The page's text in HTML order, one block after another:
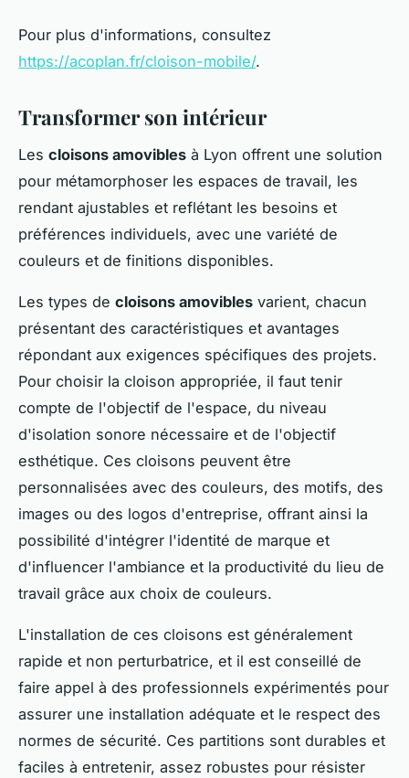
Pour plus d'informations, consultez
https://acoplan.fr/cloison-mobile/.
Transformer son intérieur
Les cloisons amovibles à Lyon offrent une solution
pour métamorphoser les espaces de travail, les
rendant ajustables et reflétant les besoins et
préférences individuels, avec une variété de
couleurs et de finitions disponibles.
Les types de cloisons amovibles varient, chacun
présentant des caractéristiques et avantages
répondant aux exigences spécifiques des projets.
Pour choisir la cloison appropriée, il faut tenir
compte de l'objectif de l'espace, du niveau
d'isolation sonore nécessaire et de l'objectif
esthétique. Ces cloisons peuvent être
personnalisées avec des couleurs, des motifs, des
images ou des logos d'entreprise, offrant ainsi la
possibilité d'intégrer l'identité de marque et
d'influencer l'ambiance et la productivité du lieu de
travail grâce aux choix de couleurs.
L'installation de ces cloisons est généralement
rapide et non perturbatrice, et il est conseillé de
faire appel à des professionnels expérimentés pour
assurer une installation adéquate et le respect des
normes de sécurité. Ces partitions sont durables et
faciles à entretenir, assez robustes pour résister